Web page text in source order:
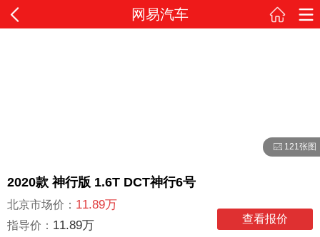
网易汽车
121张图
2020款 神行版 1.6T DCT神行6号
北京市场价： 11.89万
指导价： 11.89万 查看报价